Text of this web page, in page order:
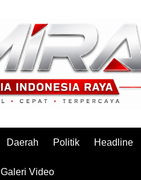
Daerah Politik Headline
Galeri Video